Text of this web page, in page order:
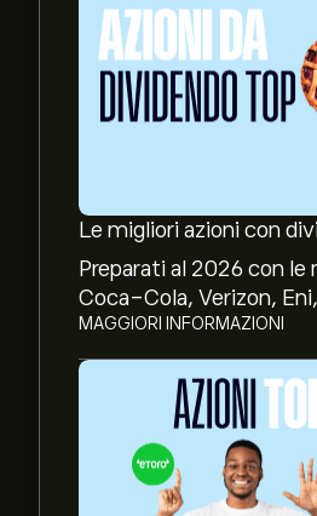
Le migliori azioni con
Preparati al 2026 con
Coca-Cola, Verizon,
MAGGIORI INFORMAZIONI